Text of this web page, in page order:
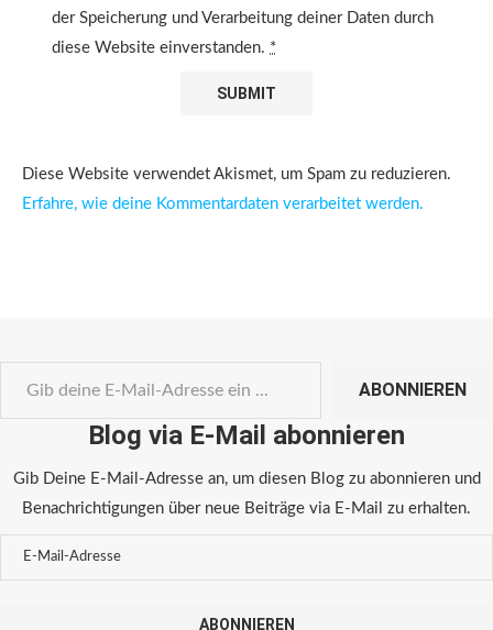
der Speicherung und Verarbeitung deiner Daten durch
diese Website einverstanden. *
Diese Website verwendet Akismet, um Spam zu reduzieren.
Erfahre, wie deine Kommentardaten verarbeitet werden.
ABONNIEREN
Blog via E-Mail abonnieren
Gib Deine E-Mail-Adresse an, um diesen Blog zu abonnieren und
Benachrichtigungen über neue Beiträge via E-Mail zu erhalten.
ABONNIEREN